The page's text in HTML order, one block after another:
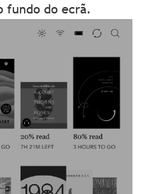
fundo do ecrã.